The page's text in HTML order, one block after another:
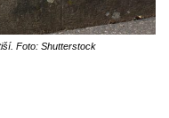
Foto: Shutterstock